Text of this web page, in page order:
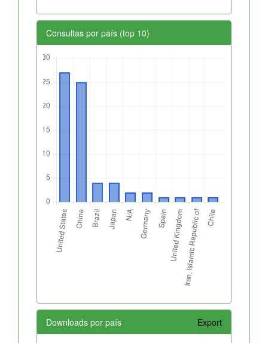
Consultas por país (top 10)
Downloads por país Export